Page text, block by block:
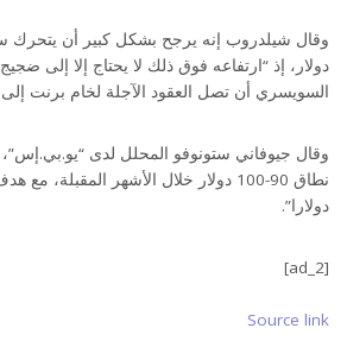
دولار، إذ “ارتفاعه فوق ذلك لا يحتاج إلا إلى
السويسري أن تصل العقود الآجلة لخام برنت
وقال جيوفاني ستونوفو المحلل لدى
دولارا”.
[ad_2]
Source link